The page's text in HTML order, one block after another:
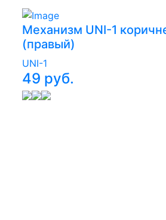
Механизм UNI-1
(правый)
UNI-1
49 руб.